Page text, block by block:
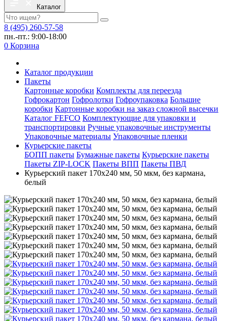
Каталог
8 (495) 260-57-58
пн.-пт.: 9:00-18:00
0 Корзина
Каталог продукции
Пакеты
Картонные коробки Комплекты для переезда
Гофрокартон Гофролотки Гофроупаковка Большие
коробки Картонные коробки на заказ сложной высечки
Каталог FEFCO Комплектующие для упаковки и
транспортировки Ручные упаковочные инструменты
Упаковочные материалы Упаковочные пленки
Курьерские пакеты
БОПП пакеты Бумажные пакеты Курьерские пакеты
Пакеты ZIP-LOCK Пакеты ВПП Пакеты ПВД
Курьерский пакет 170х240 мм, 50 мкм, без кармана,
белый